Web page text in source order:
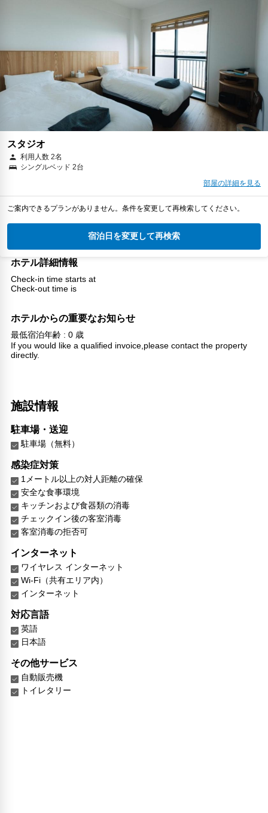
スタジオ
利用人数 2名
シングルベッド 2台
部屋の詳細を見る
ご案内できるプランがありません。条件を変更して再検索してください。
宿泊日を変更して再検索
ホテル詳細情報
Check-in time starts at
Check-out time is
ホテルからの重要なお知らせ
最低宿泊年齢 : 0 歳
If you would like a qualified invoice,please contact the property
directly.
施設情報
駐車場・送迎
駐車場（無料）
感染症対策
1メートル以上の対人距離の確保
安全な食事環境
キッチンおよび食器類の消毒
チェックイン後の客室消毒
客室消毒の拒否可
インターネット
ワイヤレス インターネット
Wi-Fi（共有エリア内）
インターネット
対応言語
英語
日本語
その他サービス
自動販売機
トイレタリー